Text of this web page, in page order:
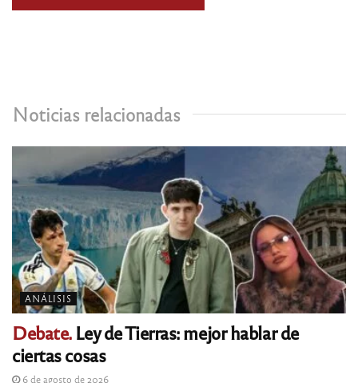
Noticias relacionadas
ANÁLISIS
Debate.Ley de Tierras: mejor hablar de
ciertas cosas
6 de agosto de 2026